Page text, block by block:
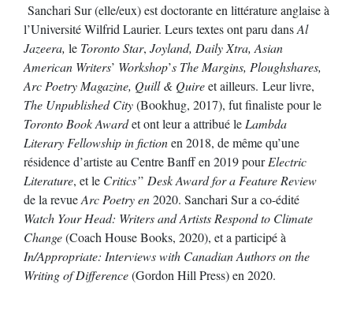
Sanchari Sur (elle/eux) est doctorante en littérature anglaise à
l’Université Wilfrid Laurier. Leurs textes ont paru dansAl
Jazeera, le Toronto Star, Joyland, Daily Xtra, Asian
American Writers’ Workshop’s The Margins, Ploughshares,
Arc Poetry Magazine, Quill & Quireet ailleurs. Leur livre,
The Unpublished City(Bookhug, 2017), fut finaliste pour le
Toronto Book Awardet ont leur a attribué le Lambda
Literary Fellowship in fictionen 2018, de même qu’une
résidence d’artiste au Centre Banff en 2019 pourElectric
Literature, et le Critics’’ Desk Award for a Feature Review
de la revueArc Poetry en2020. Sanchari Sur a co-édité
Watch Your Head: Writers and Artists Respond to Climate
Change(Coach House Books, 2020), et a participé à
In/Appropriate: Interviews with Canadian Authors on the
Writing of Difference(Gordon Hill Press) en 2020.